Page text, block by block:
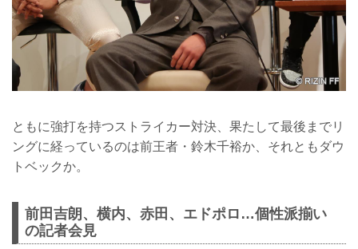
ともに強打を持つストライカー対決、果たして最後までリ
ングに経っているのは前王者・鈴木千裕か、それともダウ
トベックか。
前田吉朗、横内、赤田、エドポロ…個性派揃い
の記者会見